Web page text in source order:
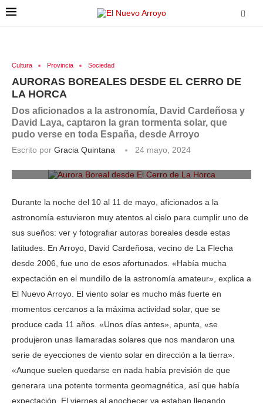
Cultura Provincia Sociedad
AURORAS BOREALES DESDE EL CERRO DE
LA HORCA
Dos aficionados a la astronomía, David Cardeñosa y
David Laya, captaron la gran tormenta solar, que
pudo verse en toda España, desde Arroyo
Escrito por Gracia Quintana
24 mayo, 2024
Durante la noche del 10 al 11 de mayo, aficionados a la
astronomía estuvieron muy atentos al cielo para cumplir uno de
sus sueños: ver y fotografiar autoras boreales desde estas
latitudes. En Arroyo, David Cardeñosa, vecino de La Flecha
desde 2006, fue uno de esos afortunados. «Había mucha
expectación en el mundillo de la astronomía amateur», explica a
El Nuevo Arroyo. El viento solar es mucho más fuerte en
momentos cercanos a la máxima actividad solar, que se
produce cada 11 años. «Unos días antes», apunta, «se
produjeron unas llamaradas solares que nos mandaron una
serie de eyecciones de viento solar en dirección a la tierra».
«Aunque suelen quedarse en nada había previsión de que
generara una potente tormenta geomagnética, así que había
expectación. El viernes al anochecer ya estaban llegando